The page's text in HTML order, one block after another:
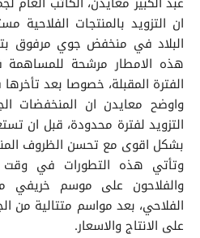
ان التزويد بالمنتجات
البلاد في منخفض جوي مرفوق
هذه الامطار مرشحة للمساهمة
الفترة المقبلة، خصوصا بعد
واوضح معايدن ان المنخفضات
التزويد لفترة محدودة، قبل ان
بشكل اقوى مع تحسن الظروف
وتأتي هذه التطورات في وقت
والفلاحون على موسم خريفي
الفلاحي، بعد مواسم متتالية من
على الانتاج والاسعار.